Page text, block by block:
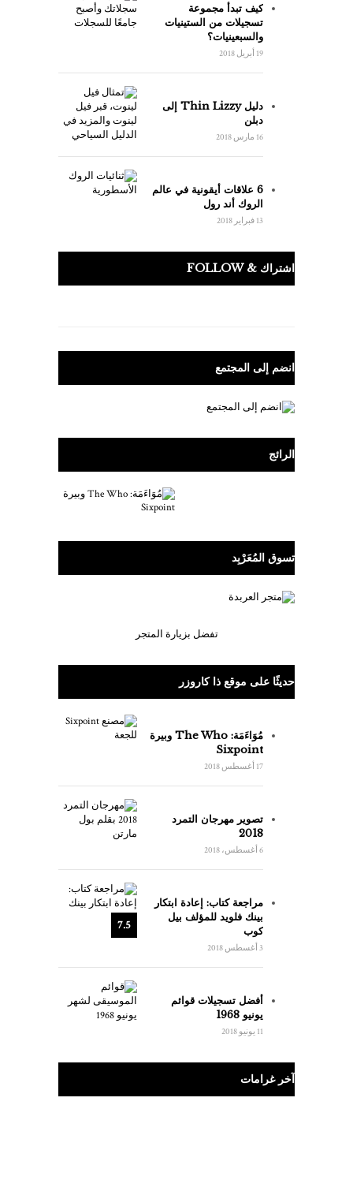
كيف تبدأ مجموعة
تسجيلات من الستينيات
والسبعينيات؟
19 أبريل 2018
دليل Thin Lizzy إلى
دبلن
16 مارس 2018
6 علاقات أيقونية في عالم
الروك أند رول
13 فبراير 2018
اشتراك & FOLLOW
انضم إلى المجتمع
الرائج
تسوق المُعَرْبِد
تفضل بزيارة المتجر
حديثًا على موقع ذا كاروزر
مُوَاءَمَة: The Who وبيرة
Sixpoint
17 أغسطس 2018
تصوير مهرجان التمرد
2018
6 أغسطس، 2018
7.5
مراجعة كتاب: إعادة ابتكار
بينك فلويد للمؤلف بيل
كوب
3 أغسطس 2018
أفضل تسجيلات قوائم
يونيو 1968
11 يونيو 2018
آخر غرامات